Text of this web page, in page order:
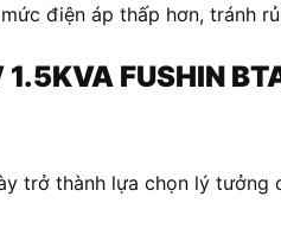
điện áp thấp hơn, tránh
1.5KVA FUSHIN
trở thành lựa chọn lý tưởng